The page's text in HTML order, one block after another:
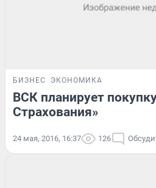
БИЗНЕС ЭКОНОМИКА
ВСК планирует
Страхования»
24 мая, 2016, 16:37 126